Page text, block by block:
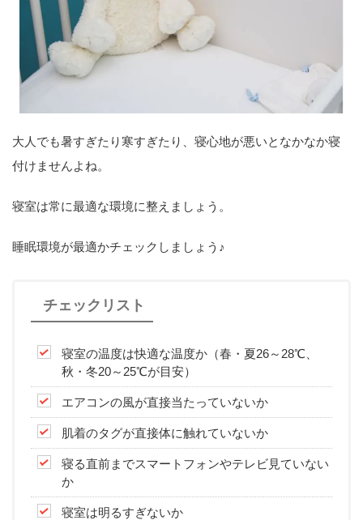
大人でも暑すぎたり寒すぎたり、寝心地が悪いとなかなか寝
付けませんよね。
寝室は常に最適な環境に整えましょう。
睡眠環境が最適かチェックしましょう♪
チェックリスト
寝室の温度は快適な温度か（春・夏26～28℃、
秋・冬20～25℃が目安）
エアコンの風が直接当たっていないか
肌着のタグが直接体に触れていないか
寝る直前までスマートフォンやテレビ見ていない
か
寝室は明るすぎないか